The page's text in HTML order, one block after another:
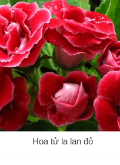
Hoa tử la lan đỏ